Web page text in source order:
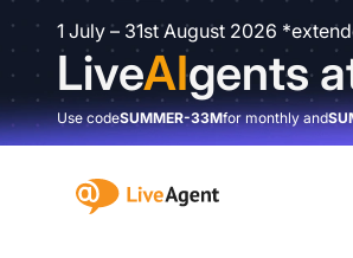
1 July – 31st August 2026
LiveAIgents
Use codeSUMMER-33Mfor monthly and
:site.title